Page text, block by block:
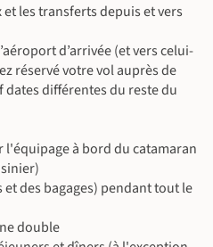
les transferts depuis et vers
d’arrivée (et vers celui-
réservé votre vol auprès de
dates différentes du reste du
l'équipage à bord du catamaran
des bagages) pendant tout le
double